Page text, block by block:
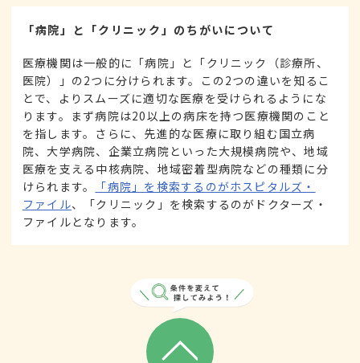
「病院」と「クリニック」のちがいについて
医療機関は一般的に「病院」と「クリニック（診療所、
医院）」の2つに分けられます。この2つの違いを知るこ
とで、よりスムーズに適切な医療を受けられるようにな
ります。まず病院は20以上の病床を持つ医療機関のこと
を指します。さらに、先進的な医療に取り組む国立病
院、大学病院、企業立病院といった大規模病院や、地域
医療を支える中核病院、地域密着型病院などの種類に分
けられます。
「病院」を検索するのがホスピタルズ・
ファイル、「クリニック」を検索するのがドクターズ・
ファイルとなります。